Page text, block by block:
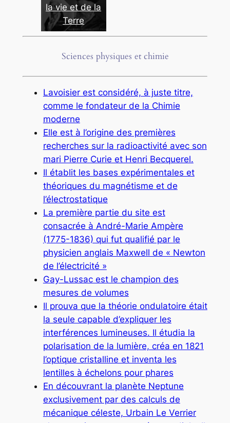
la vie et de la
Terre
Sciences physiques et chimie
Lavoisier est considéré, à juste titre,
comme le fondateur de la Chimie
moderne
Elle est à l’origine des premières
recherches sur la radioactivité avec son
mari Pierre Curie et Henri Becquerel.
Il établit les bases expérimentales et
théoriques du magnétisme et de
l’électrostatique
La première partie du site est
consacrée à André-Marie Ampère
(1775-1836) qui fut qualifié par le
physicien anglais Maxwell de « Newton
de l’électricité »
Gay-Lussac est le champion des
mesures de volumes
Il prouva que la théorie ondulatoire était
la seule capable d’expliquer les
interférences lumineuses. Il étudia la
polarisation de la lumière, créa en 1821
l’optique cristalline et inventa les
lentilles à échelons pour phares
En découvrant la planète Neptune
exclusivement par des calculs de
mécanique céleste, Urbain Le Verrier